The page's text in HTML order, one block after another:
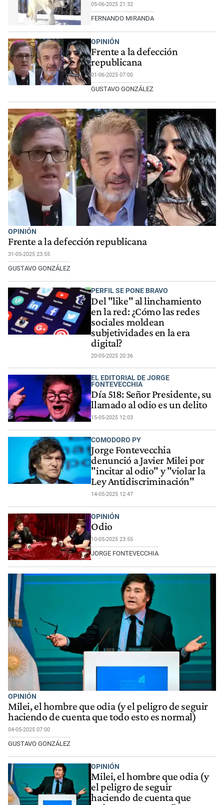
05-06-2025 21:32
FERNANDO MIRANDA
OPINIÓN
Frente a la defección
republicana
01-06-2025 07:00
GUSTAVO GONZÁLEZ
OPINIÓN
Frente a la defección republicana
31-05-2025 23:55
GUSTAVO GONZÁLEZ
PERFIL SE PONE BRAVO
Del "like" al linchamiento
en la red: ¿Cómo las redes
sociales moldean
subjetividades en la era
digital?
20-05-2025 20:36
EL EDITORIAL DE JORGE
FONTEVECCHIA
Día 518: Señor Presidente, su
llamado al odio es un delito
15-05-2025 12:03
COMODORO PY
Jorge Fontevecchia
denunció a Javier Milei por
"incitar al odio" y "violar la
Ley Antidiscriminación"
14-05-2025 12:47
OPINIÓN
Odio
10-05-2025 23:55
JORGE FONTEVECCHIA
OPINIÓN
Milei, el hombre que odia (y el peligro de seguir
haciendo de cuenta que todo esto es normal)
04-05-2025 07:00
GUSTAVO GONZÁLEZ
OPINIÓN
Milei, el hombre que odia (y
el peligro de seguir
haciendo de cuenta que